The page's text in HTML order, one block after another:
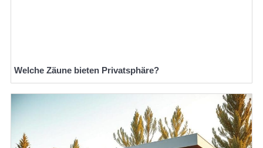
Welche Zäune bieten Privatsphäre?